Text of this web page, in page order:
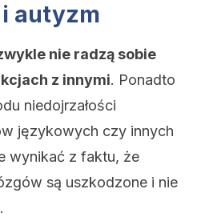
autyzm
nie radzą sobie
z innymi. Ponadto
niedojrzałości
językowych czy innych
wynikać z faktu, że
są uszkodzone i nie